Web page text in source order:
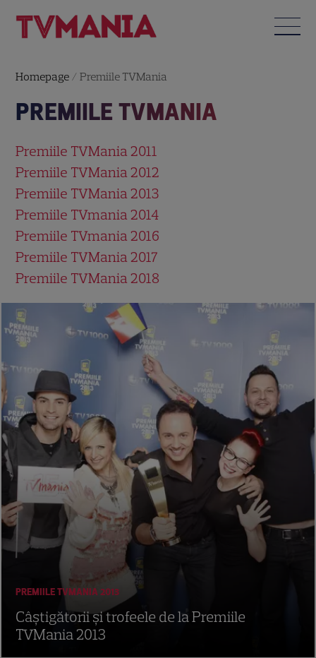
Homepage /Premiile TVMania
PREMIILE TVMANIA
Premiile TVMania 2011
Premiile TVMania 2012
Premiile TVMania 2013
Premiile TVmania 2014
Premiile TVmania 2016
Premiile TVMania 2017
Premiile TVMania 2018
PREMIILE TVMANIA 2013
Câştigătorii şi trofeele de la Premiile
TVMania 2013